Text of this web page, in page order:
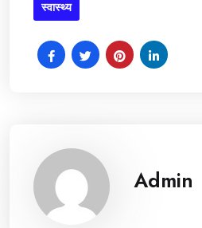
स्वास्थ्य
Admin